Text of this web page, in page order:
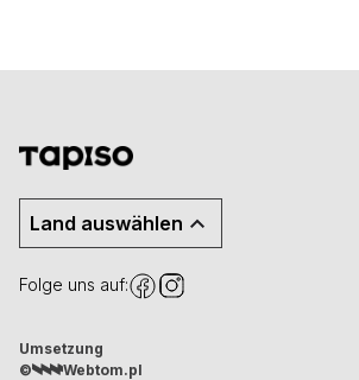
Land auswählen
Folge uns auf:
Umsetzung
©
Webtom.pl